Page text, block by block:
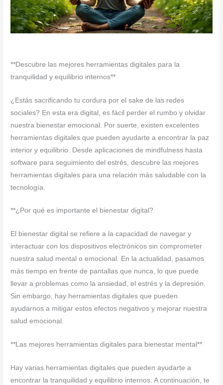
**Descubre las mejores herramientas digitales para la
tranquilidad y equilibrio internos**
¿Estás sacrificando tu cordura por el sake de las redes
sociales? En esta era digital, es fácil perder el rumbo y olvidar
nuestra bienestar emocional. Por suerte, existen excelentes
herramientas digitales que pueden ayudarte a encontrar la paz
interior y equilibrio. Desde aplicaciones de mindfulness hasta
software para seguimiento del estrés, descubre las mejores
herramientas digitales para una relación más saludable con la
tecnología.
**¿Por qué es importante el bienestar digital?
El bienestar digital se refiere a la capacidad de navegar y
interactuar con los dispositivos electrónicos sin comprometer
nuestra salud mental o emocional. En la actualidad, pasamos
más tiempo en frente de pantallas que nunca, lo que puede
llevar a problemas como la ansiedad, el estrés y la depresión.
Sin embargo, hay herramientas digitales que pueden
ayudarnos a mitigar estos efectos negativos y mejorar nuestra
salud emocional.
**Las mejores herramientas digitales para bienestar mental**
Hay varias herramientas digitales que pueden ayudarte a
encontrar la tranquilidad y equilibrio internos. A continuación, te